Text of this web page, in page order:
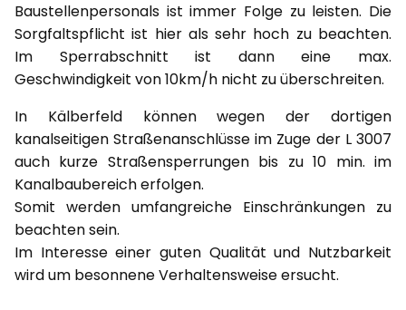
Baustellenpersonals ist immer Folge zu leisten. Die
Sorgfaltspflicht ist hier als sehr hoch zu beachten.
Im Sperrabschnitt ist dann eine max.
Geschwindigkeit von 10km/h nicht zu überschreiten.
In Kälberfeld können wegen der dortigen
kanalseitigen Straßenanschlüsse im Zuge der L 3007
auch kurze Straßensperrungen bis zu 10 min. im
Kanalbaubereich erfolgen.
Somit werden umfangreiche Einschränkungen zu
beachten sein.
Im Interesse einer guten Qualität und Nutzbarkeit
wird um besonnene Verhaltensweise ersucht.